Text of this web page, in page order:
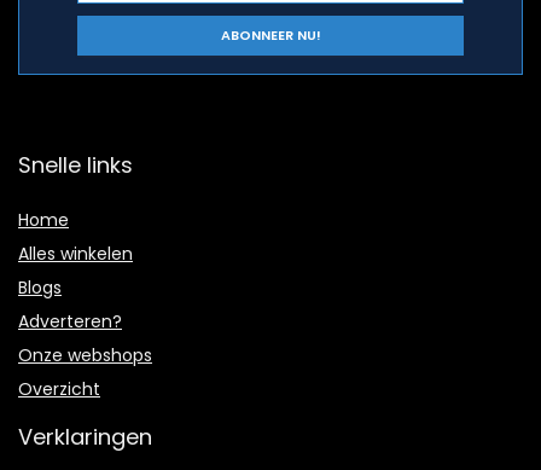
Snelle links
Home
Alles winkelen
Blogs
Adverteren?
Onze webshops
Overzicht
Verklaringen